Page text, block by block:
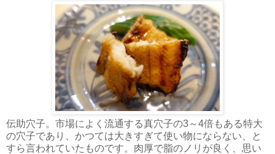
伝助穴子。市場によく流通する真穴子の3～4倍もある特大
の穴子であり、かつては大きすぎて使い物にならない、と
すら言われていたものです。肉厚で脂のノリが良く、思い